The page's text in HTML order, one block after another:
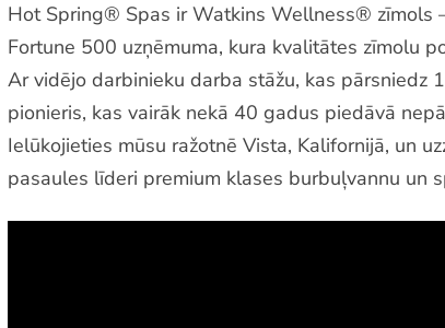
Hot Spring® Spas ir Watkins Wellness® zīmols
Fortune 500 uzņēmuma, kura kvalitātes zīmolu
Ar vidējo darbinieku darba stāžu, kas pārsniedz
pionieris, kas vairāk nekā 40 gadus piedāvā
Ielūkojieties mūsu ražotnē Vista, Kalifornijā, un
pasaules līderi premium klases burbuļvannu un